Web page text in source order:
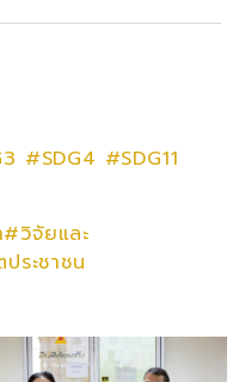
#SDG4 #SDG11
วิจัยและ
ะชาชน